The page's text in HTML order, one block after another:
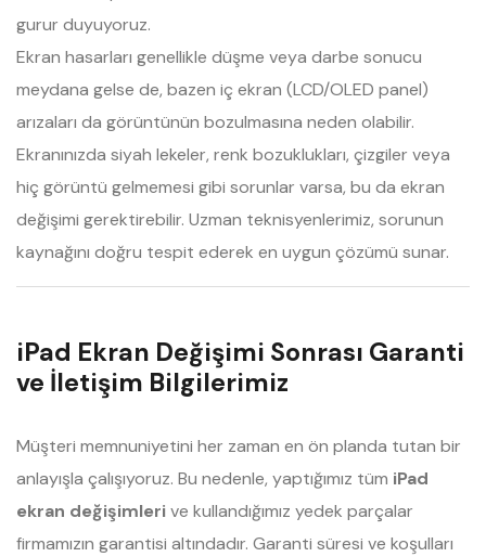
gurur duyuyoruz.
Ekran hasarları genellikle düşme veya darbe sonucu
meydana gelse de, bazen iç ekran (LCD/OLED panel)
arızaları da görüntünün bozulmasına neden olabilir.
Ekranınızda siyah lekeler, renk bozuklukları, çizgiler veya
hiç görüntü gelmemesi gibi sorunlar varsa, bu da ekran
değişimi gerektirebilir. Uzman teknisyenlerimiz, sorunun
kaynağını doğru tespit ederek en uygun çözümü sunar.
iPad Ekran Değişimi Sonrası Garanti
ve İletişim Bilgilerimiz
Müşteri memnuniyetini her zaman en ön planda tutan bir
anlayışla çalışıyoruz. Bu nedenle, yaptığımız tüm iPad
ekran değişimlerive kullandığımız yedek parçalar
firmamızın garantisi altındadır. Garanti süresi ve koşulları